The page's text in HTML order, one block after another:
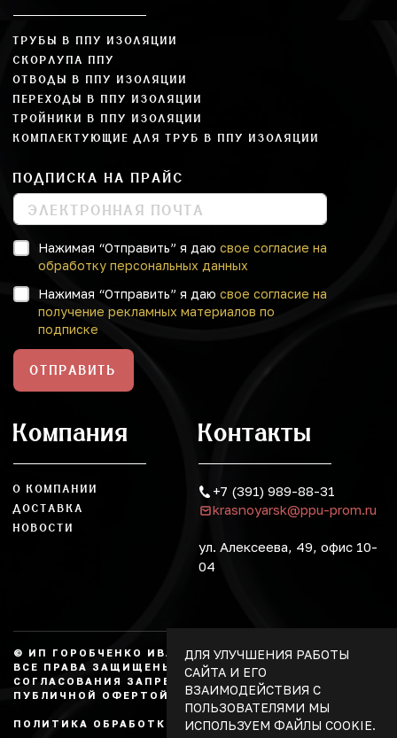
ТРУБЫ В ППУ ИЗОЛЯЦИИ
СКОРЛУПА ППУ
ОТВОДЫ В ППУ ИЗОЛЯЦИИ
ПЕРЕХОДЫ В ППУ ИЗОЛЯЦИИ
ТРОЙНИКИ В ППУ ИЗОЛЯЦИИ
КОМПЛЕКТУЮЩИЕ ДЛЯ ТРУБ В ППУ ИЗОЛЯЦИИ
ПОДПИСКА НА ПРАЙС
Нажимая “Отправить” я даю свое согласие на
обработку персональных данных
Нажимая “Отправить” я даю свое согласие на
получение рекламных материалов по
подписке
ОТПРАВИТЬ
Компания
О КОМПАНИИ
ДОСТАВКА
НОВОСТИ
Контакты
+7 (391) 989-88-31
krasnoyarsk@ppu-prom.ru
ул. Алексеева, 49, офис 10-
04
© ИП ГОРОБЧЕНКО ИВАН АЛЕКСАНДРОВИЧ, 2026.
ВСЕ ПРАВА ЗАЩИЩЕНЫ, КОПИРОВАНИЕ БЕЗ
СОГЛАСОВАНИЯ ЗАПРЕЩЕНО. НЕ ЯВЛЯЕТСЯ
ПУБЛИЧНОЙ ОФЕРТОЙ.
ПОЛИТИКА ОБРАБОТКИ ПЕРСОНАЛЬНЫХ ДАННЫХ
ДЛЯ УЛУЧШЕНИЯ РАБОТЫ
САЙТА И ЕГО
ВЗАИМОДЕЙСТВИЯ С
ПОЛЬЗОВАТЕЛЯМИ МЫ
ИСПОЛЬЗУЕМ ФАЙЛЫ COOKIE.